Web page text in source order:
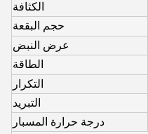
الكثافة
حجم البقعة
عرض النبض
الطاقة
التكرار
التبريد
درجة حرارة المسبار